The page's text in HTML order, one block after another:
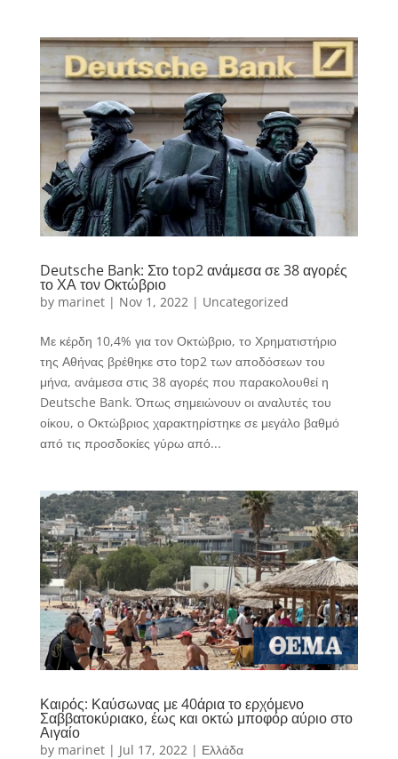
Deutsche Bank: Στο top2 ανάμεσα σε 38 αγορές
το ΧΑ τον Οκτώβριο
by marinet| Nov 1, 2022| Uncategorized
Με κέρδη 10,4% για τον Οκτώβριο, το Χρηματιστήριο
της Αθήνας βρέθηκε στο top2 των αποδόσεων του
μήνα, ανάμεσα στις 38 αγορές που παρακολουθεί η
Deutsche Bank. Όπως σημειώνουν οι αναλυτές του
οίκου, ο Οκτώβριος χαρακτηρίστηκε σε μεγάλο βαθμό
από τις προσδοκίες γύρω από...
Καιρός: Καύσωνας με 40άρια το ερχόμενο
Σαββατοκύριακο, έως και οκτώ μποφόρ αύριο στο
Αιγαίο
by marinet| Jul 17, 2022 | Ελλάδα